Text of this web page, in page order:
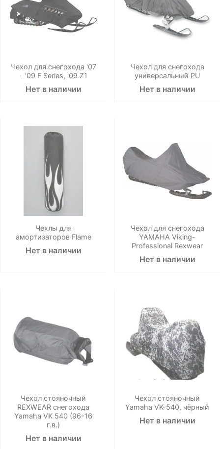
Чехол для снегохода '07
- '09 F Series, '09 Z1
Нет в наличии
Чехол для снегохода
универсальный PU
Нет в наличии
Чехлы для
амортизаторов Flame
Нет в наличии
Чехол для снегохода
YAMAHA Viking-
Professional Rexwear
Нет в наличии
Чехол стояночный
REXWEAR снегохода
Yamaha VK 540 (96-16
г.в.)
Нет в наличии
Чехол стояночный
Yamaha VK-540, чёрный
Нет в наличии